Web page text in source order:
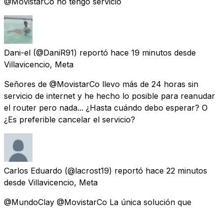
Dani-el (@DaniR91) reportó hace 19 minutos desde
Villavicencio, Meta
Señores de @MovistarCo llevo más de 24 horas sin
servicio de internet y he hecho lo posible para reanudar
el router pero nada... ¿Hasta cuándo debo esperar? O
¿Es preferible cancelar el servicio?
Carlos Eduardo (@lacrost19) reportó hace 22 minutos
desde Villavicencio, Meta
@MundoClay @MovistarCo La única solución que